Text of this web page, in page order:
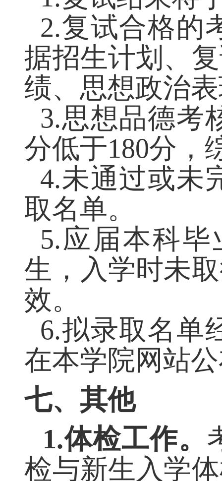
（二）录取原
1.复试结果将
2.复试合格的
据招生计划、
绩、思想政治
3.思想品德考
分低于
4. 未通过或未
取名单。
5.
生，入学时未
效。
6.
拟录取名
在本学院网站
七、其他